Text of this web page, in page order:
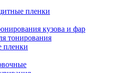
пленки
кузова и фар
тонирования
пленки